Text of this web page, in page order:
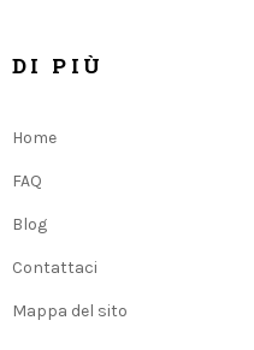
DI PIÙ
Home
FAQ
Blog
Contattaci
Mappa del sito